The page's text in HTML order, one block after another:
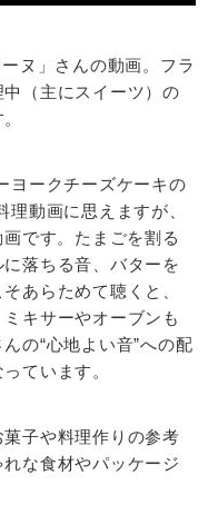
ヌ」さんの動画。フラ
（主にスイーツ）の
ヨークチーズケーキの
動画に思えますが、
です。たまごを割る
落ちる音、バターを
あらためて聴くと、
キサーやオーブンも
の“心地よい音”への配
ています。
子や料理作りの参考
な食材やパッケージ